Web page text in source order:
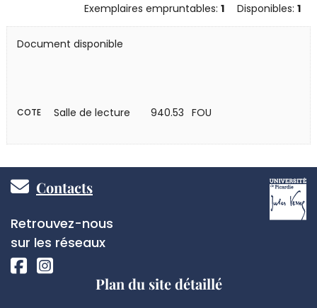
Exemplaires empruntables:1 Disponibles:1
Document disponible
COTE Salle de lecture 940.53 FOU
Pied
de
page
Contacts
Réseaux
sociaux
Retrouvez-nous
sur les réseaux
Plan du site détaillé